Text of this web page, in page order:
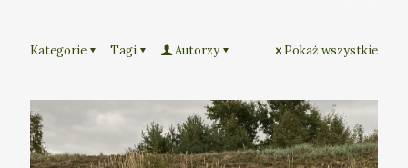
Kategorie Tagi Autorzy Pokaż wszystkie